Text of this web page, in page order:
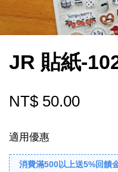
JR 貼紙-
NT$ 50.00
適用優惠
消費滿500以上送5%回饋